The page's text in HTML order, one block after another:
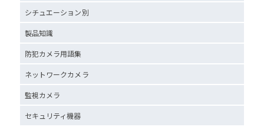
シチュエーション別
製品知識
防犯カメラ用語集
ネットワークカメラ
監視カメラ
セキュリティ機器